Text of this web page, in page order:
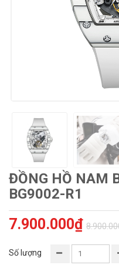
ĐỒNG HỒ NAM
BG9002-R1
7.900.000₫
Số lượng